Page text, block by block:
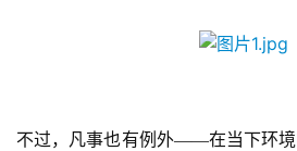
不过，凡事也有例外——在当下环境